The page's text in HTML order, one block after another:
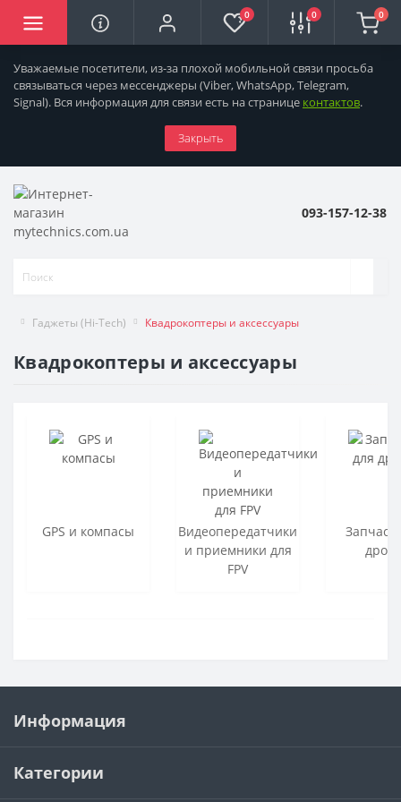
Уважаемые посетители, из-за плохой мобильной связи просьба
связываться через мессенджеры (Viber, WhatsApp, Telegram,
Signal). Вся информация для связи есть на странице контактов.
Закрыть
0 0 0
093-157-12-38
Гаджеты (Hi-Tech) Квадрокоптеры и аксессуары
Квадрокоптеры и аксессуары
GPS и компасы
Видеопередатчики
и приемники для
FPV
Информация
Категории